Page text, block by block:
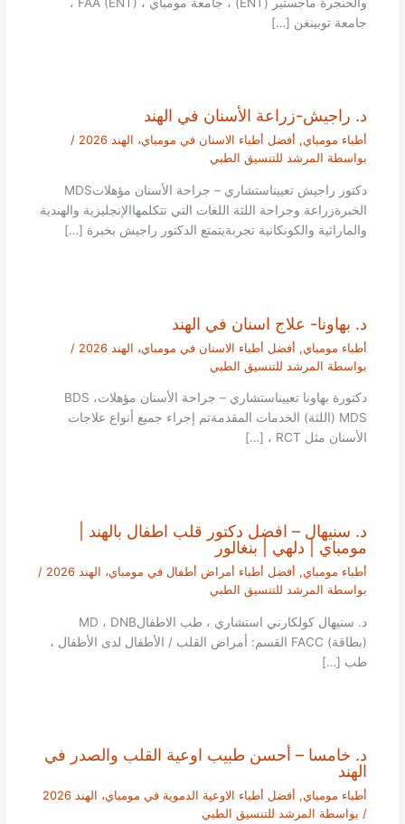
جامعة توبينغن […]
د. راجيش-زراعة الأسنان في الهند
أطباء مومباي, أفضل أطباء الاسنان في مومباي، الهند 2026
/
بواسطة المرشد للتنسيق الطبي
دكتور راجيش تعييناستشاري – جراحة الأسنان مؤهلاتMDS
الخبرةزراعة وجراحة اللثة اللغات التي تتكلمهاالإنجليزية والهندية
والماراثية والكونكانية تجربةيتمتع الدكتور راجيش بخبرة […]
د. بهاونا- علاج اسنان في الهند
أطباء مومباي, أفضل أطباء الاسنان في مومباي، الهند 2026
/
بواسطة المرشد للتنسيق الطبي
دكتورة بهاونا تعييناستشاري – جراحة الأسنان مؤهلاتBDS ،
MDS (اللثة) الخدمات المقدمةتم إجراء جميع أنواع علاجات
الأسنان مثل RCT ، […]
د. سنيهال – افضل دكتور قلب اطفال بالهند |
مومباي | دلهي | بنغالور
أطباء مومباي, أفضل أطباء أمراض أطفال في مومباي، الهند 2026
/
بواسطة المرشد للتنسيق الطبي
د. سنيهال كولكارني استشاري ، طب الاطفالMD ، DNB
(بطاقة) FACC القسم: أمراض القلب / الأطفال لدى الأطفال ،
طب […]
د. خامسا – أحسن طبيب اوعية القلب والصدر في
الهند
أطباء مومباي, أفضل أطباء الاوعية الدموية في مومباي، الهند 2026
/ بواسطة المرشد للتنسيق الطبي